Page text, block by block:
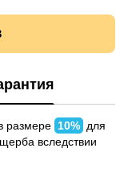
размере 10% для
вследствии